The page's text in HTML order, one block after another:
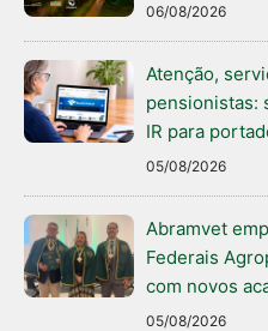
06/08/2026
Atenção,
pensionistas:
IR para
05/08/2026
Abramvet
Federais
com novos
05/08/2026